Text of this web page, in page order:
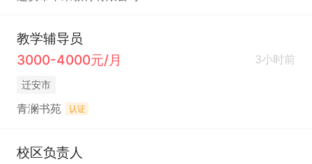
教学辅导员
3000-4000元/月
3小时前
迁安市
青澜书苑 认证
校区负责人